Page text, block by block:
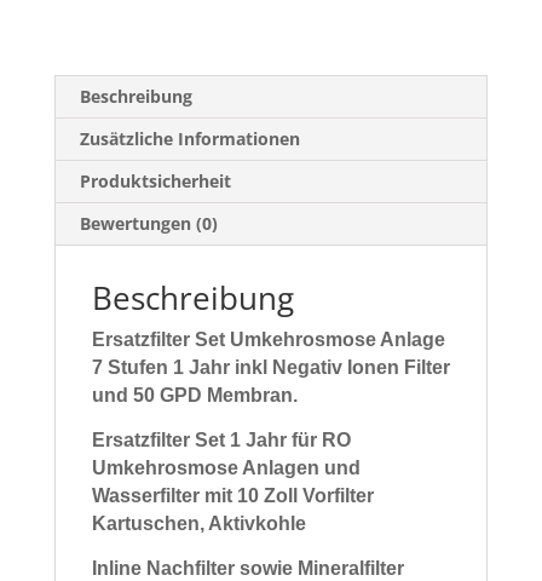
Beschreibung
Zusätzliche Informationen
Produktsicherheit
Bewertungen (0)
Beschreibung
Ersatzfilter Set Umkehrosmose Anlage
7 Stufen 1 Jahr inkl Negativ Ionen Filter
und 50 GPD Membran.
Ersatzfilter Set 1 Jahr für RO
Umkehrosmose Anlagen und
Wasserfilter mit 10 Zoll Vorfilter
Kartuschen, Aktivkohle
Inline Nachfilter sowie Mineralfilter